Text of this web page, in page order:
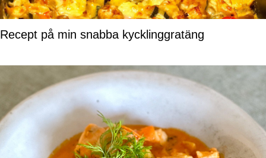
Recept på min snabba kycklinggratäng